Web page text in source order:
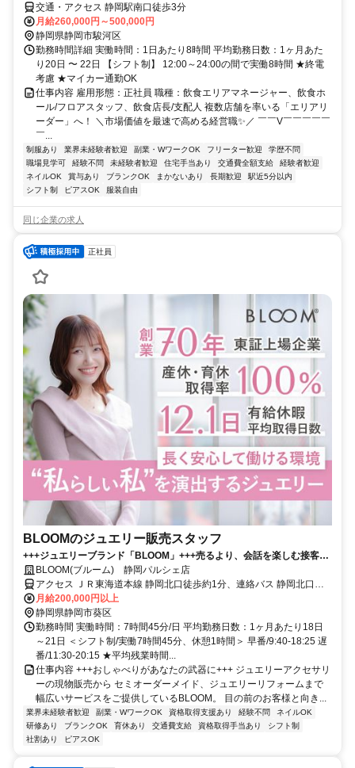
交通・アクセス 静岡駅南口徒歩3分
月給260,000円～500,000円
静岡県静岡市駿河区
勤務時間詳細 実働時間：1日あたり8時間 平均勤務日数：1ヶ月あた
り20日 〜 22日 【シフト制】 12:00～24:00の間で実働8時間 ★終電
考慮 ★マイカー通勤OK
仕事内容 雇用形態：正社員 職種：飲食エリアマネージャー、飲食ホ
ール/フロアスタッフ、飲食店長/支配人 複数店舗を率いる「エリアリ
ーダー」へ！ ＼市場価値を最速で高める経営職✨／ ￣￣V￣￣￣￣￣
￣...
制服あり 業界未経験者歓迎 副業・WワークOK フリーター歓迎
学歴不問
職場見学可
経験不問 未経験者歓迎 住宅手当あり 交通費全額支給
経験者歓迎
ネイルOK
賞与あり ブランクOK まかないあり 長期歓迎
駅近5分以内
シフト制
ピアスOK 服装自由
同じ企業の求人
正社員
BLOOMのジュエリー販売スタッフ
+++ジュエリーブランド「BLOOM」+++売るより、会話を楽しむ接客。
好きを仕事に、未経験から自分らしく輝く+++女性活躍中+++
BLOOM(ブルーム) 静岡パルシェ店
アクセス ＪＲ東海道本線 静岡北口徒歩約1分、連絡バス 静岡北口徒
歩約2分、ＪＲ東海道新幹線 静岡北口徒歩約1分 静岡駅すぐ
月給200,000円以上
静岡県静岡市葵区
勤務時間 実働時間：7時間45分/日 平均勤務日数：1ヶ月あたり18日
～21日 ＜シフト制/実働7時間45分、休憩1時間＞ 早番/9:40-18:25 遅
番/11:30-20:15 ★平均残業時間...
仕事内容 +++おしゃべりがあなたの武器に+++ ジュエリーアクセサリ
ーの現物販売から セミオーダーメイド、ジュエリーリフォームまで
幅広いサービスをご提供しているBLOOM。 目の前のお客様と向き...
業界未経験者歓迎 副業・WワークOK 資格取得支援あり 経験不問
ネイルOK
研修あり
ブランクOK 育休あり 交通費支給 資格取得手当あり
シフト制
社割あり
ピアスOK